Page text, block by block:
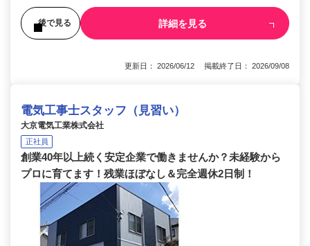
後で見る 詳細を見る
更新日： 2026/06/12 掲載終了日： 2026/09/08
電気工事士スタッフ（見習い）
大京電気工業株式会社
正社員
創業40年以上続く安定企業で働きませんか？未経験から
プロに育てます！残業ほぼなし＆完全週休2日制！